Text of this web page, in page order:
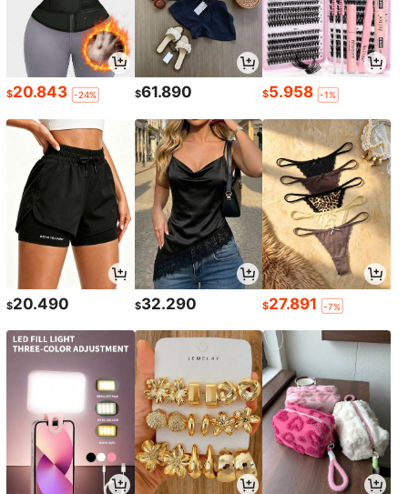
$20.843 -24% $61.890 $5.958 -1%
$20.490 $32.290 $27.891 -7%